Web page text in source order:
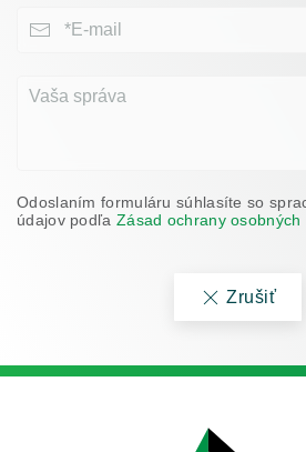
Odoslaním formuláru súhlasíte so
údajov podľa Zásad ochrany osobných
Zrušiť